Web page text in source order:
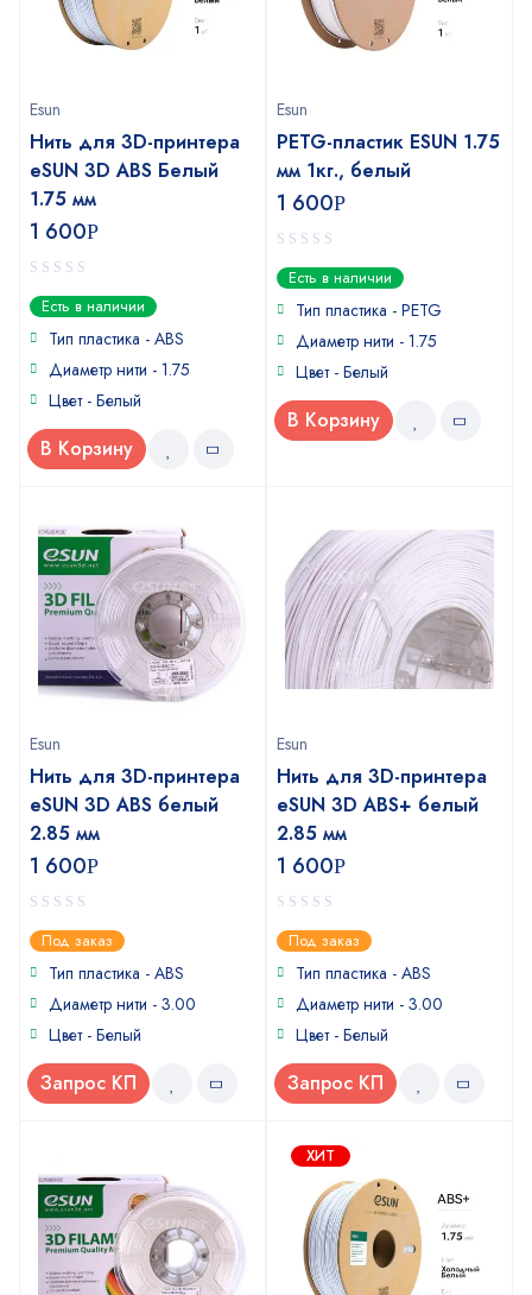
Esun
Нить для 3D-принтера
eSUN 3D ABS Белый
1.75 мм
1 600Р
0
out
of
Есть в наличии
Тип пластика - ABS
Диаметр нити - 1.75
Цвет - Белый
В Корзину
Esun
PETG-пластик ESUN 1.75
мм 1кг., белый
1 600Р
0
out
of
Есть в наличии
Тип пластика - PETG
Диаметр нити - 1.75
Цвет - Белый
В Корзину
Esun
Нить для 3D-принтера
eSUN 3D ABS белый
2.85 мм
1 600Р
0
out
of
Под заказ
Тип пластика - ABS
Диаметр нити - 3.00
Цвет - Белый
Запрос КП
Esun
Нить для 3D-принтера
eSUN 3D ABS+ белый
2.85 мм
1 600Р
0
out
of
Под заказ
Тип пластика - ABS
Диаметр нити - 3.00
Цвет - Белый
Запрос КП
ХИТ